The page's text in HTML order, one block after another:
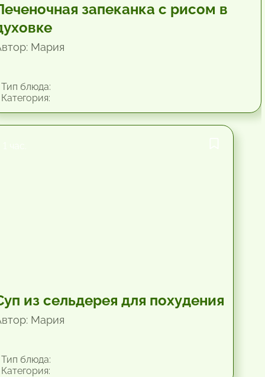
запеканка с рисом в
Мария
блюда:
из сельдерея для похудения
Мария
блюда: